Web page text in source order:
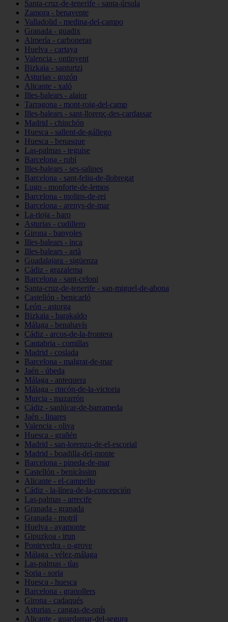
Santa-cruz-de-tenerife - santa-úrsula
Zamora - benavente
Valladolid - medina-del-campo
Granada - guadix
Almería - carboneras
Huelva - cartaya
Valencia - ontinyent
Bizkaia - santurtzi
Asturias - gozón
Alicante - xaló
Illes-balears - alaior
Tarragona - mont-roig-del-camp
Illes-balears - sant-llorenç-des-cardassar
Madrid - chinchón
Huesca - sallent-de-gállego
Huesca - benasque
Las-palmas - teguise
Barcelona - rubí
Illes-balears - ses-salines
Barcelona - sant-feliu-de-llobregat
Lugo - monforte-de-lemos
Barcelona - molins-de-rei
Barcelona - arenys-de-mar
La-rioja - haro
Asturias - cudillero
Girona - banyoles
Illes-balears - inca
Illes-balears - artà
Guadalajara - sigüenza
Cádiz - grazalema
Barcelona - sant-celoni
Santa-cruz-de-tenerife - san-miguel-de-abona
Castellón - benicarló
León - astorga
Bizkaia - barakaldo
Málaga - benahavís
Cádiz - arcos-de-la-frontera
Cantabria - comillas
Madrid - coslada
Barcelona - malgrat-de-mar
Jaén - úbeda
Málaga - antequera
Málaga - rincón-de-la-victoria
Murcia - mazarrón
Cádiz - sanlúcar-de-barrameda
Jaén - linares
Valencia - oliva
Huesca - grañén
Madrid - san-lorenzo-de-el-escorial
Madrid - boadilla-del-monte
Barcelona - pineda-de-mar
Castellón - benicàssim
Alicante - el-campello
Cádiz - la-línea-de-la-concepción
Las-palmas - arrecife
Granada - granada
Granada - motril
Huelva - ayamonte
Gipuzkoa - irun
Pontevedra - o-grove
Málaga - vélez-málaga
Las-palmas - tías
Soria - soria
Huesca - huesca
Barcelona - granollers
Girona - cadaqués
Asturias - cangas-de-onís
Alicante - guardamar-del-segura